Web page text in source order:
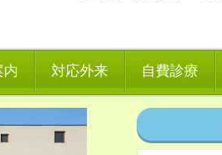
内 対応外来 自費診療